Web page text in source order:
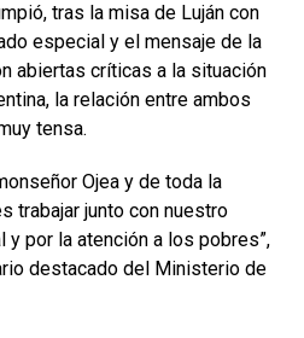
tras la misa de Luján con
especial y el mensaje de la
abiertas críticas a la situación
la relación entre ambos
tensa.
Ojea y de toda la
trabajar junto con nuestro
por la atención a los pobres”,
destacado del Ministerio de